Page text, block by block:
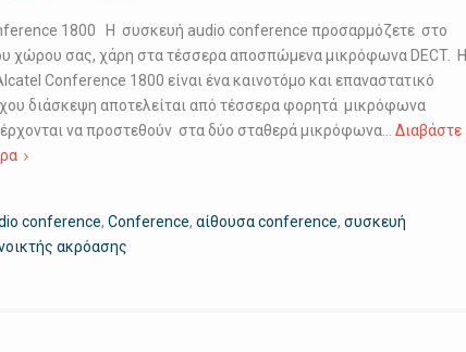
1800 Η συσκευή audio conference προσαρμόζετε στο
χώρου σας, χάρη στα τέσσερα αποσπώμενα μικρόφωνα DECT. Η
Conference 1800 είναι ένα καινοτόμο και επαναστατικό
διάσκεψη αποτελείται από τέσσερα φορητά μικρόφωνα
να προστεθούν στα δύο σταθερά μικρόφωνα… Διαβάστε
conference, Conference, αίθουσα conference, συσκευή
ακρόασης